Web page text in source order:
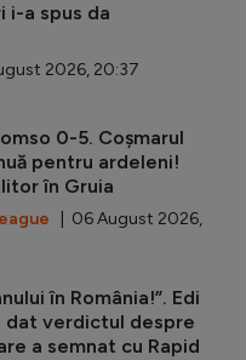
i-a spus da
2026, 20:37
0-5. Coșmarul
pentru ardeleni!
în Gruia
| 06 August 2026,
în România!”. Edi
dat verdictul despre
a semnat cu Rapid